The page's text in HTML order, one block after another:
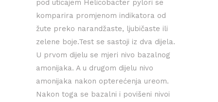
pod uticajem Helicobacter pylori se
komparira promjenom indikatora od
žute preko narandžaste, ljubičaste ili
zelene boje.Test se sastoji iz dva dijela.
U prvom dijelu se mjeri nivo bazalnog
amonijaka. A u drugom dijelu nivo
amonijaka nakon opterećenja ureom.
Nakon toga se bazalni i povišeni nivoi